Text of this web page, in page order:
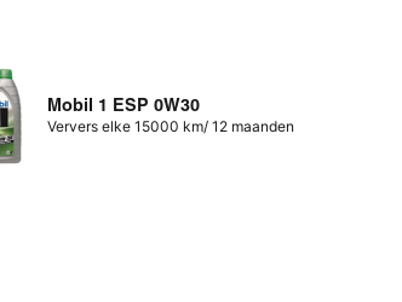
Mobil 1 ESP 0W30
Ververs elke 15000 km/ 12 maanden